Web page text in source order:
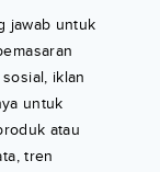
jawab untuk
iklan
untuk
atau
tren